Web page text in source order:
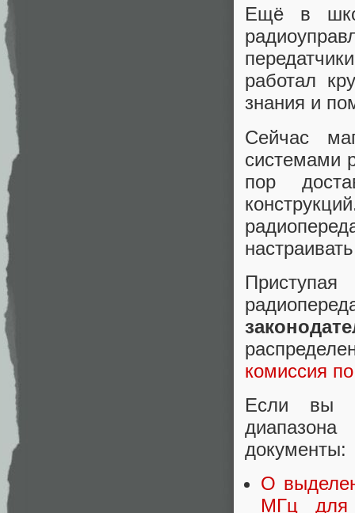
Ещё в
работал
знания и
Сейчас
системами
пор
комиссия
Если вы
документы:
О
МГц для